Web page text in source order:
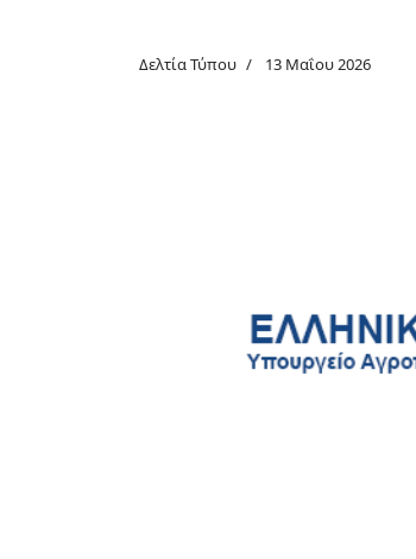
Δελτία Τύπου 13 Μαΐου 2026